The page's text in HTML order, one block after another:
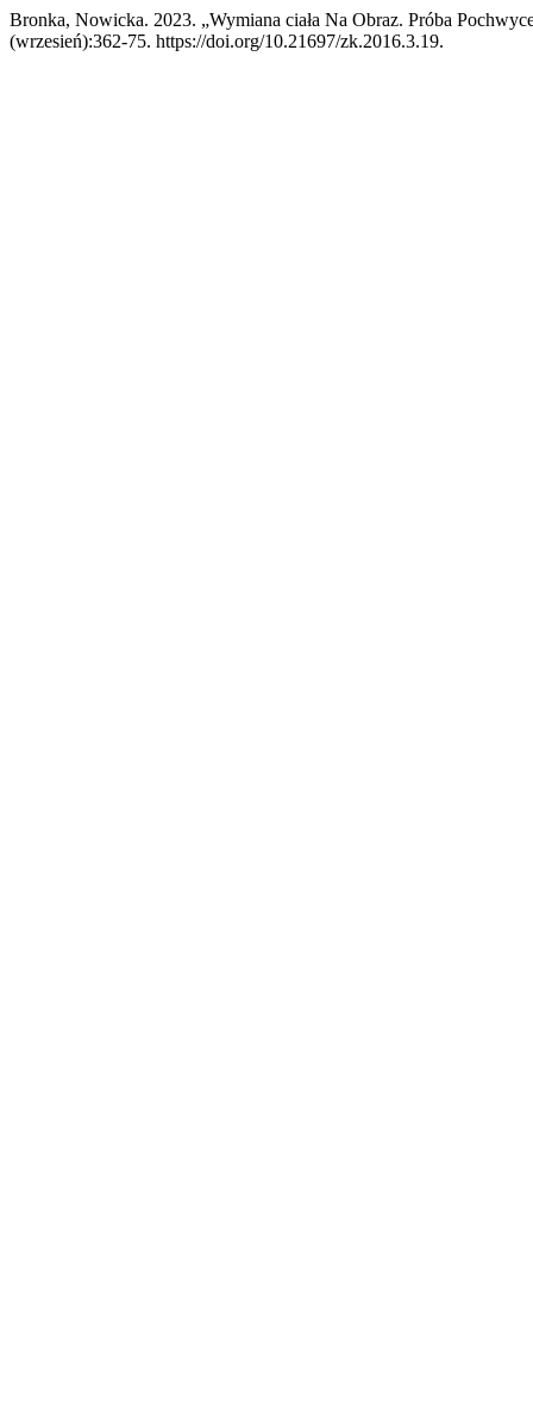
Bronka, Nowicka. 2023. „Wymiana ciała Na Obraz. Próba
(wrzesień):362-75. https://doi.org/10.21697/zk.2016.3.19.